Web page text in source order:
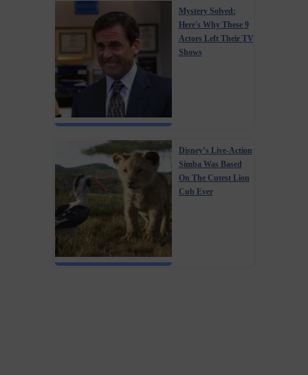
Mystery Solved:
Here's Why These 9
Actors Left Their TV
Shows
Disney’s Live-Action
Simba Was Based
On The Cutest Lion
Cub Ever